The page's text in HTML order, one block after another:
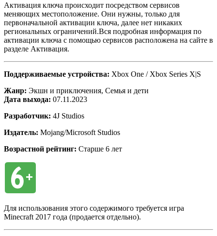
Активация ключа происходит посредством сервисов
меняющих местоположение. Они нужны, только для
первоначальной активации ключа, далее нет никаких
региональных ограничений.Вся подробная информация по
активации ключа с помощью сервисов расположена на сайте в
разделе Активация.
Поддерживаемые устройства: Xbox One / Xbox Series X|S
Жанр: Экшн и приключения, Семья и дети
Дата выхода: 07.11.2023
Разработчик: 4J Studios
Издатель: Mojang/Microsoft Studios
Возрастной рейтинг: Старше 6 лет
Для использования этого содержимого требуется игра
Minecraft 2017 года (продается отдельно).